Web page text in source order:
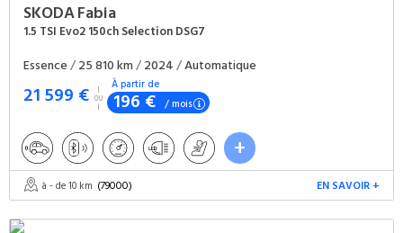
SKODAFabia
1.5 TSI Evo2 150ch Selection DSG7
Essence/25 810 km/2024/Automatique
21 599 € À partir de
196 € / mois
à - de 10 km (79000) EN SAVOIR +